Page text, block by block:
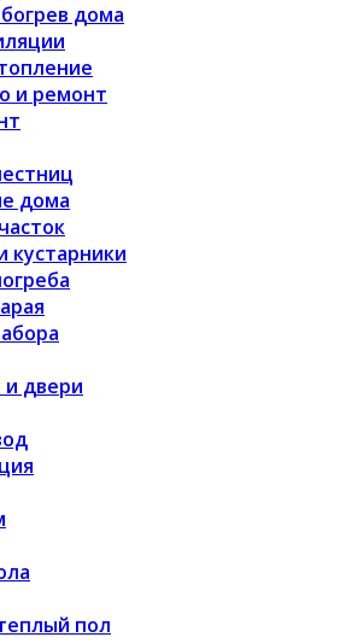
дома
и ремонт
дома
кустарники
и двери
пол